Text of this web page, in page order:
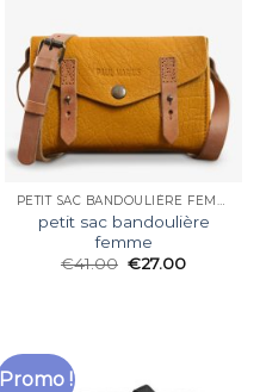
PETIT SAC BANDOULIÈRE FEMME
petit sac bandoulière
femme
€41.00 €27.00
Promo !